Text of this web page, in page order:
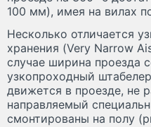
100 мм), имея на вилах
Несколько отличается
хранения (Very Narrow
случае ширина проезда
узкопроходный
движется в проезде, не
направляемый
смонтированы на полу